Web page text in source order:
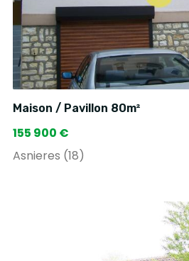
Maison / Pavillon 80m²
155 900 €
Asnieres (18)